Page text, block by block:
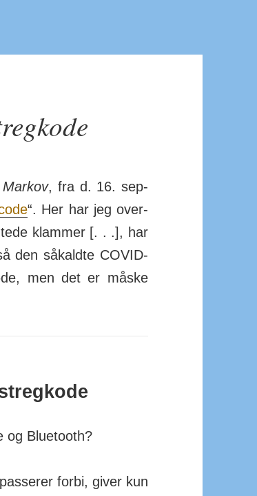
, fra d. 16. sep­
“. Her har jeg over­
klammer [. . .], har
den så­kaldte COVID-
men det er måske
og Bluetooth?
forbi, giver kun